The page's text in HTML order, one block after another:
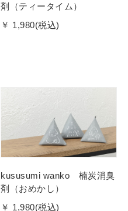
剤（ティータイム）
￥ 1,980(税込)
kususumi wanko 楠炭消臭
剤（おめかし）
￥ 1,980(税込)